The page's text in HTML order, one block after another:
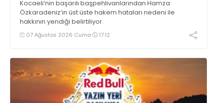
Kocaeli’nin başarılı başpehlivanlarından Hamza
Özkaradeniz’in üst üste hakem hataları nedeni ile
hakkının yendiği belirtiliyor.
07 Ağustos 2026 Cuma 17:12